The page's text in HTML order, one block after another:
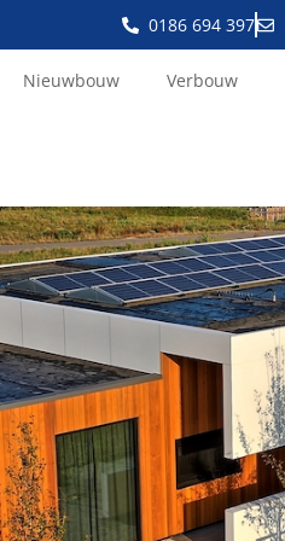
0186 694 397
Nieuwbouw Verbouw